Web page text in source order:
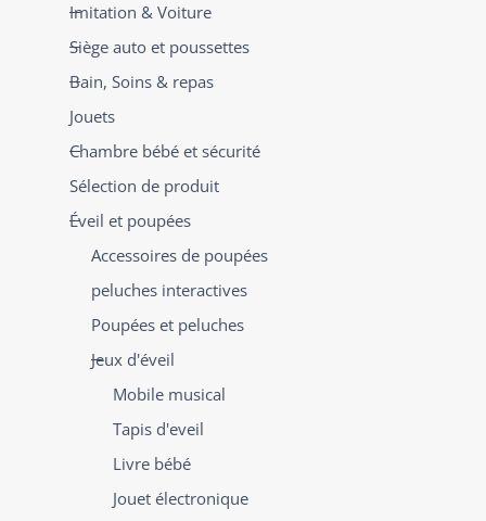
Imitation & Voiture
Siège auto et poussettes
Bain, Soins & repas
Jouets
Chambre bébé et sécurité
Sélection de produit
Éveil et poupées
Accessoires de poupées
peluches interactives
Poupées et peluches
Jeux d'éveil
Mobile musical
Tapis d'eveil
Livre bébé
Jouet électronique